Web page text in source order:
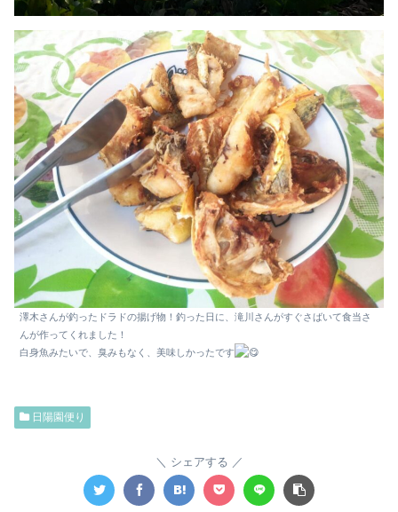
澤木さんが釣ったドラドの揚げ物！釣った日に、滝川さんがすぐさばいて食当さ
んが作ってくれました！
白身魚みたいで、臭みもなく、美味しかったです
日陽園便り
シェアする